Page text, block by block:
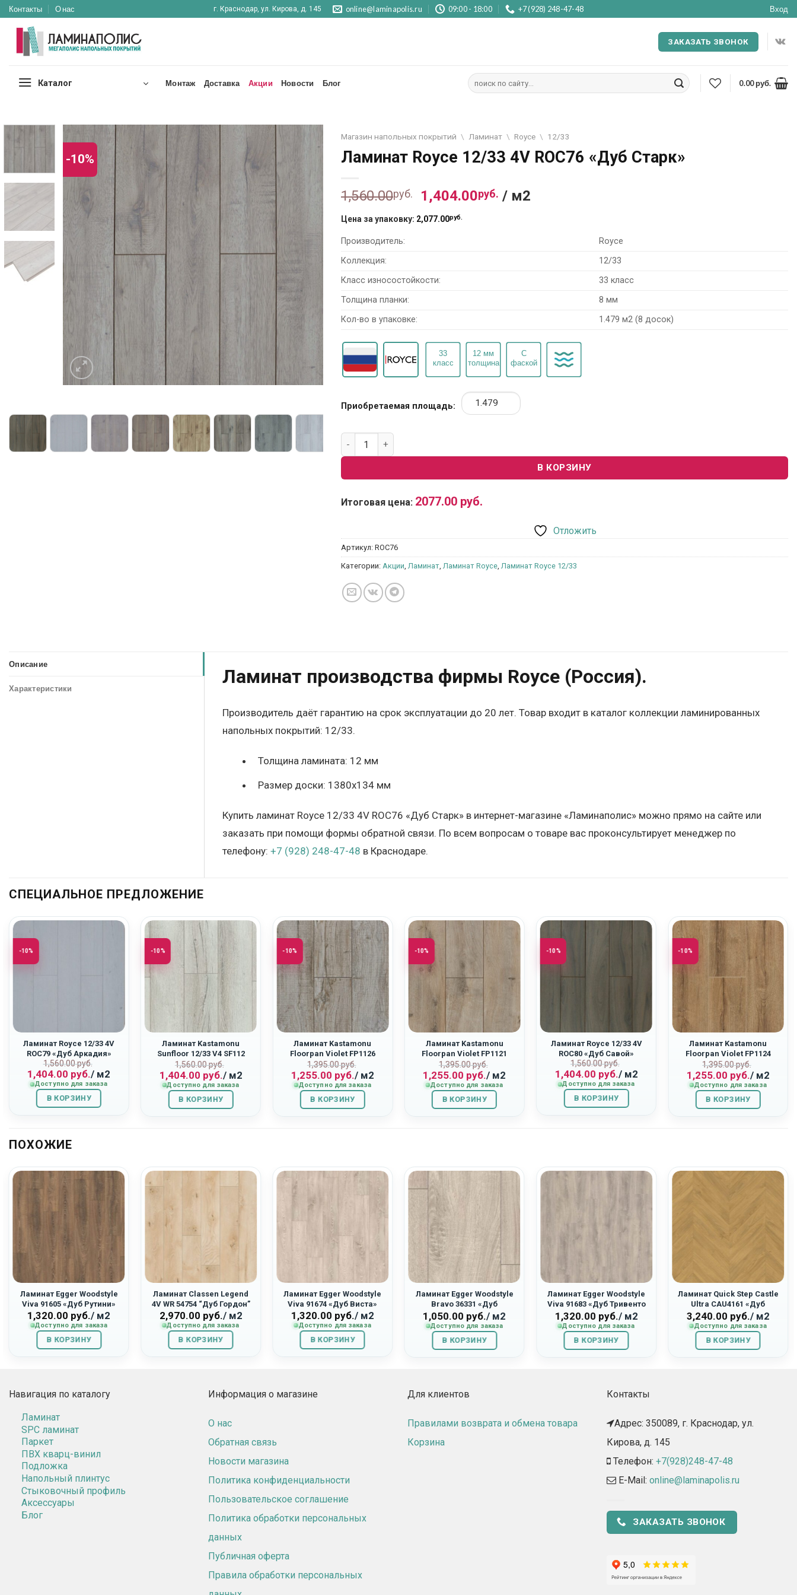
Skip
to
content
Контакты О нас г. Краснодар, ул. Кирова, д. 145 online@laminapolis.ru 09:00 - 18:00 +7 (928) 248-47-48 Вход
ЗАКАЗАТЬ ЗВОНОК
Каталог Монтаж Доставка Акции Новости Блог
Искать:
0.00руб.
-10%
Магазин напольных покрытий \ Ламинат \ Royce \ 12/33
Ламинат Royce 12/33 4V ROC76 «Дуб Старк»
1,560.00руб.
Первоначальная
составляла
1,404.00руб. Текущая
/ м2
Цена за упаковку: 2,077.00руб.
Производитель:
Royce
Коллекция:
12/33
Класс износостойкости:
33 класс
Толщина планки:
8 мм
Кол-во в упаковке:
1.479 м2 (8 досок)
Приобретаемая площадь:
Количество товара Ламинат Royce 12/33 4V ROC76 "Дуб Старк"
В КОРЗИНУ
Итоговая цена: 2077.00 руб.
Отложить
Артикул: ROC76
Категории: Акции Ламинат Ламинат Royce Ламинат Royce 12/33
Описание
Характеристики
Ламинат производства фирмы Royce (Россия).
Производитель даёт гарантию на срок эксплуатации до 20 лет. Товар входит в каталог коллекции ламинированных
напольных покрытий: 12/33.
Толщина ламината: 12 мм
Размер доски: 1380х134 мм
Купить ламинат Royce 12/33 4V ROC76 «Дуб Старк» в интернет-магазине «Ламинаполис» можно прямо на сайте или
заказать при помощи формы обратной связи. По всем вопросам о товаре вас проконсультирует менеджер по
телефону: +7 (928) 248-47-48 в Краснодаре.
СПЕЦИАЛЬНОЕ ПРЕДЛОЖЕНИЕ
-10%
Ламинат Royce 12/33 4V
ROC79 «Дуб Аркадия»
1,560.00руб.
Первоначальная
цена
составляла
1,560.00
руб..
1,404.00 руб.
Текущая
цена:
1,404.00
руб..
/ м2
Доступно для заказа
В КОРЗИНУ
-10%
Ламинат Kastamonu
Sunfloor 12/33 V4 SF112
«Дуб Ривьера»
1,560.00руб.
Первоначальная
цена
составляла
1,560.00
руб..
1,404.00 руб.
Текущая
цена:
1,404.00
руб..
/ м2
Доступно для заказа
В КОРЗИНУ
-10%
Ламинат Kastamonu
Floorpan Violet FP1126
“Дуб Орион”
1,395.00руб.
Первоначальная
цена
составляла
1,395.00
руб..
1,255.00 руб.
Текущая
цена:
1,255.00
руб..
/ м2
Доступно для заказа
В КОРЗИНУ
-10%
Ламинат Kastamonu
Floorpan Violet FP1121
“Дуб Восток”
1,395.00руб.
Первоначальная
цена
составляла
1,395.00
руб..
1,255.00 руб.
Текущая
цена:
1,255.00
руб..
/ м2
Доступно для заказа
В КОРЗИНУ
-10%
Ламинат Royce 12/33 4V
ROC80 «Дуб Савой»
1,560.00руб.
Первоначальная
цена
составляла
1,560.00
руб..
1,404.00 руб.
Текущая
цена:
1,404.00
руб..
/ м2
Доступно для заказа
В КОРЗИНУ
-10%
Ламинат Kastamonu
Floorpan Violet FP1124
“Дуб Фалкон”
1,395.00руб.
цена
составляла
1,395.00
руб..
1,255.00 руб.
Текущая
цена:
1,255.00
руб..
/ м2
Доступно для заказа
В КОРЗИНУ
ПОХОЖИЕ
Ламинат Egger Woodstyle
Viva 91605 «Дуб Рутини»
1,320.00 руб./ м2
Доступно для заказа
В КОРЗИНУ
Ламинат Classen Legend
4V WR 54754 “Дуб Гордон”
2,970.00 руб./ м2
Доступно для заказа
В КОРЗИНУ
Ламинат Egger Woodstyle
Viva 91674 «Дуб Виста»
1,320.00 руб./ м2
Доступно для заказа
В КОРЗИНУ
Ламинат Egger Woodstyle
Bravo 36331 «Дуб
Виктория»
1,050.00 руб./ м2
Доступно для заказа
В КОРЗИНУ
Ламинат Egger Woodstyle
Viva 91683 «Дуб Тривенто
Серый»
1,320.00 руб./ м2
Доступно для заказа
В КОРЗИНУ
Ламинат Quick Step Castle
Ultra CAU4161 «Дуб
Английский Натуральный»
3,240.00 руб./ м2
Доступно для заказа
В КОРЗИНУ
Навигация по каталогу
Ламинат
SPC ламинат
Паркет
ПВХ кварц-винил
Подложка
Напольный плинтус
Стыковочный профиль
Аксессуары
Блог
Информация о магазине
О нас
Обратная связь
Новости магазина
Политика конфиденциальности
Пользовательское соглашение
Политика обработки персональных
данных
Публичная оферта
Правила обработки персональных
Для клиентов
Правилами возврата и обмена товара
Корзина
Контакты
Адрес: 350089, г. Краснодар, ул.
Кирова, д. 145​
Телефон: +7(928)248-47-48
E-Mail: online@laminapolis.ru
ЗАКАЗАТЬ ЗВОНОК